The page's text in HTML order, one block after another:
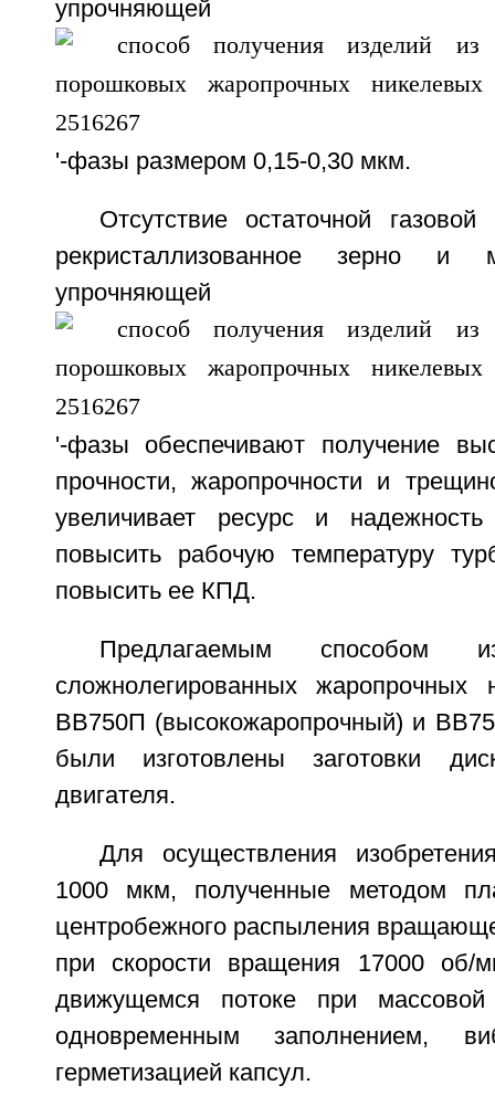
упрочняющей
'-фазы размером 0,15-0,30 мкм.
Отсутствие остаточной
рекристаллизованное зерно и
упрочняющей
'-фазы обеспечивают получение
прочности, жаропрочности и
увеличивает ресурс и
повысить рабочую температуру
повысить ее КПД.
Предлагаемым способом
сложнолегированных жаропрочных
ВВ750П (высокожаропрочный) и
были изготовлены заготовки
двигателя.
Для осуществления
1000 мкм, полученные методом
центробежного распыления
при скорости вращения 17000 об/
движущемся потоке при
одновременным заполнением,
герметизацией капсул.